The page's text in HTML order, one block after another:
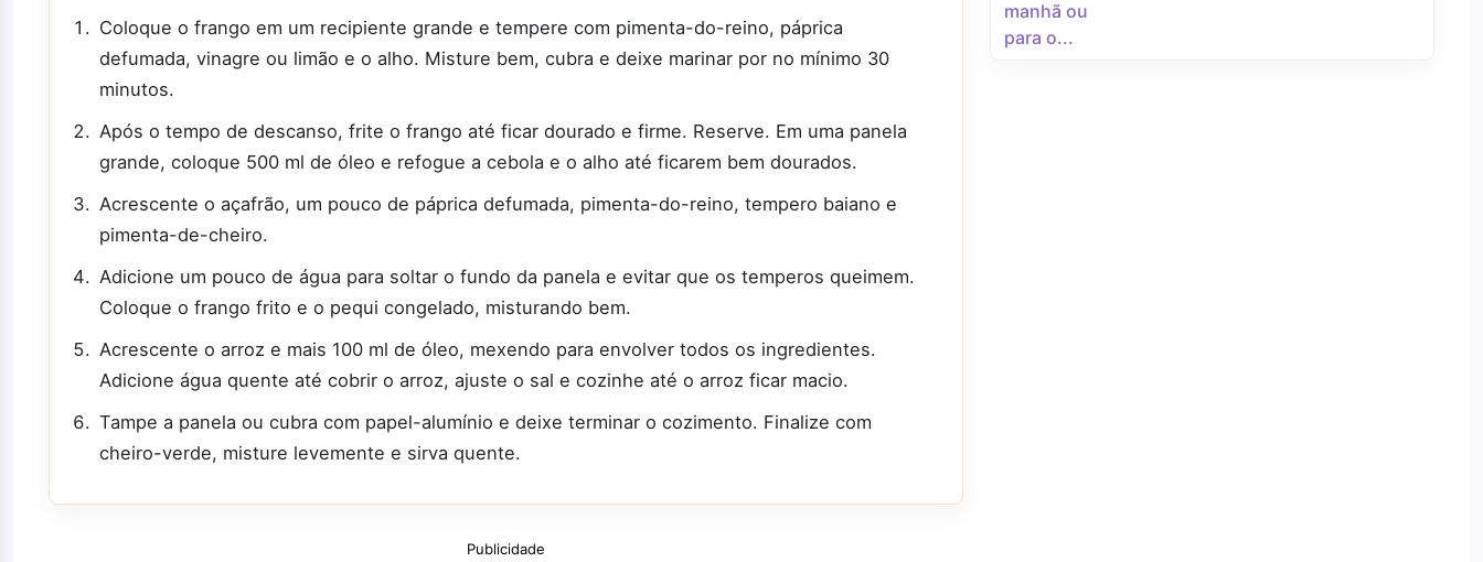
Coloque o frango em um recipiente grande e tempere com pimenta-do-reino, páprica
defumada, vinagre ou limão e o alho. Misture bem, cubra e deixe marinar por no mínimo 30
minutos.
Após o tempo de descanso, frite o frango até ficar dourado e firme. Reserve. Em uma panela
grande, coloque 500 ml de óleo e refogue a cebola e o alho até ficarem bem dourados.
Acrescente o açafrão, um pouco de páprica defumada, pimenta-do-reino, tempero baiano e
pimenta-de-cheiro.
Adicione um pouco de água para soltar o fundo da panela e evitar que os temperos queimem.
Coloque o frango frito e o pequi congelado, misturando bem.
Acrescente o arroz e mais 100 ml de óleo, mexendo para envolver todos os ingredientes.
Adicione água quente até cobrir o arroz, ajuste o sal e cozinhe até o arroz ficar macio.
Tampe a panela ou cubra com papel-alumínio e deixe terminar o cozimento. Finalize com
cheiro-verde, misture levemente e sirva quente.
Publicidade